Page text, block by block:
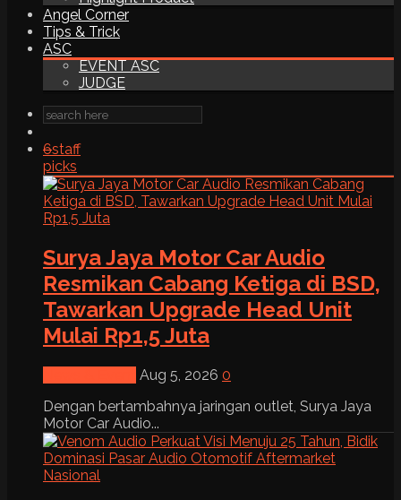
Angel Corner
Tips & Trick
ASC
EVENT ASC
JUDGE
6staff
picks
Surya Jaya Motor Car Audio
Resmikan Cabang Ketiga di BSD,
Tawarkan Upgrade Head Unit
Mulai Rp1,5 Juta
Aug 5, 2026 0
Dengan bertambahnya jaringan outlet, Surya Jaya
Motor Car Audio...